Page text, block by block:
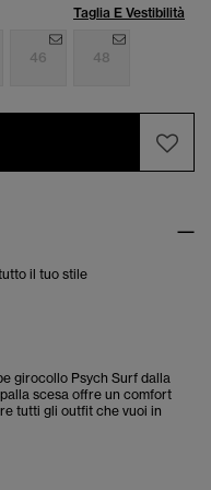
Taglia E Vestibilità
46 48
il tuo stile
girocollo Psych Surf dalla
scesa offre un comfort
tutti gli outfit che vuoi in